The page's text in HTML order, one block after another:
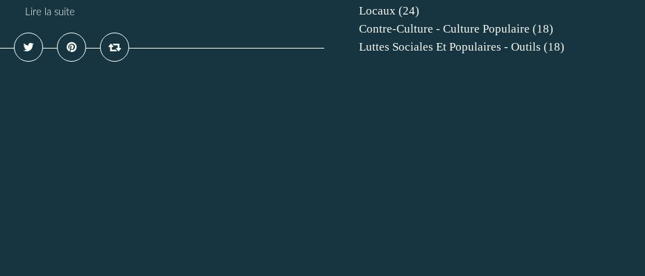
Lire la suite
Locaux (24)
Contre-Culture - Culture Populaire (18)
Luttes Sociales Et Populaires - Outils (18)